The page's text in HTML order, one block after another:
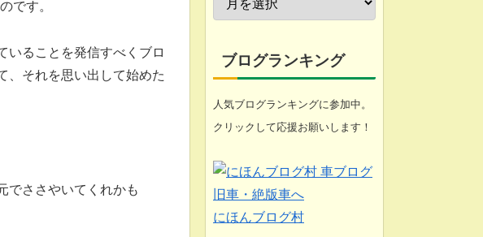
です。
いることを発信すべくブロ
、それを思い出して始めた
でささやいてくれかも
自転車修理
家庭菜園
ブログ
悩み
化石 (gooのスマホ)
ブログランキング
人気ブログランキングに参加中。
クリックして応援お願いします！
にほんブログ村